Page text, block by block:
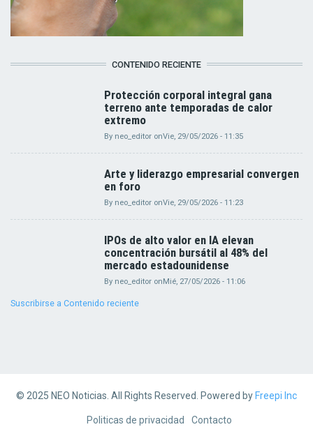
CONTENIDO RECIENTE
Protección corporal integral gana
terreno ante temporadas de calor
extremo
By neo_editor onVie, 29/05/2026 - 11:35
Arte y liderazgo empresarial convergen
en foro
By neo_editor onVie, 29/05/2026 - 11:23
IPOs de alto valor en IA elevan
concentración bursátil al 48% del
mercado estadounidense
By neo_editor onMié, 27/05/2026 - 11:06
Suscribirse a Contenido reciente
© 2025 NEO Noticias. All Rights Reserved. Powered byFreepi Inc
Politicas de privacidad Contacto